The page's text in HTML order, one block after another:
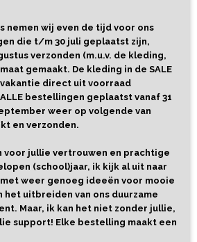
nemen wij even de tijd voor ons
die t/m 30 juli geplaatst zijn,
verzonden (m.u.v. de kleding,
gemaakt. De kleding in de SALE
direct uit voorraad
bestellingen geplaatst vanaf 31
weer op volgende van
en verzonden.
voor jullie vertrouwen en prachtige
(school)jaar, ik kijk al uit naar
weer genoeg ideeën voor mooie
uitbreiden van ons duurzame
Maar, ik kan het niet zonder jullie,
support! Elke bestelling maakt een